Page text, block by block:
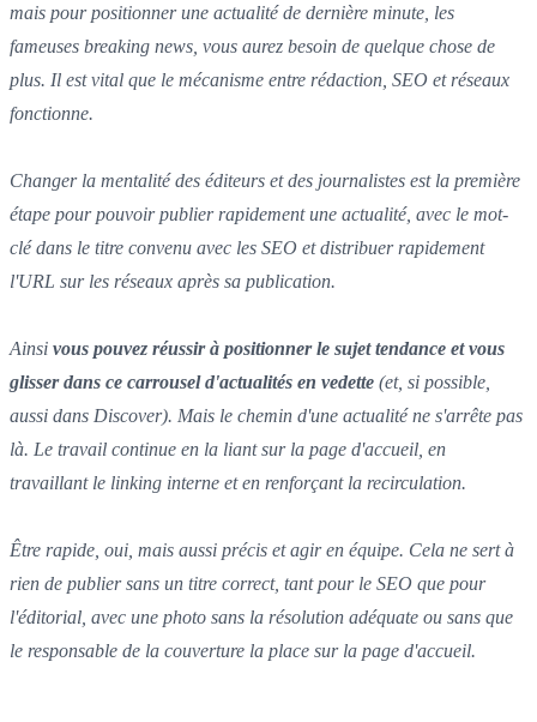
mais pour positionner une actualité de dernière minute, les
fameuses breaking news, vous aurez besoin de quelque chose de
plus. Il est vital que le mécanisme entre rédaction, SEO et réseaux
fonctionne.
Changer la mentalité des éditeurs et des journalistes est la première
étape pour pouvoir publier rapidement une actualité, avec le mot-
clé dans le titre convenu avec les SEO et distribuer rapidement
l'URL sur les réseaux après sa publication.
Ainsi vous pouvez réussir à positionner le sujet tendance et vous
glisser dans ce carrousel d'actualités en vedette (et, si possible,
aussi dans Discover). Mais le chemin d'une actualité ne s'arrête pas
là. Le travail continue en la liant sur la page d'accueil, en
travaillant le linking interne et en renforçant la recirculation.
Être rapide, oui, mais aussi précis et agir en équipe. Cela ne sert à
rien de publier sans un titre correct, tant pour le SEO que pour
l'éditorial, avec une photo sans la résolution adéquate ou sans que
le responsable de la couverture la place sur la page d'accueil.